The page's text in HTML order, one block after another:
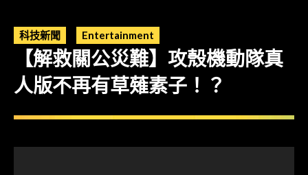
科技新聞 Entertainment
【解救關公災難】攻殼機動隊真
人版不再有草薙素子！？